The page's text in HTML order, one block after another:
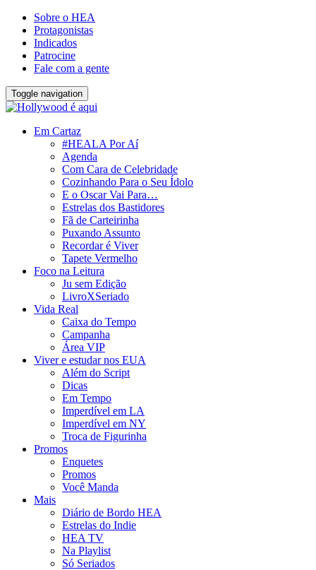
Sobre o HEA
Protagonistas
Indicados
Patrocine
Fale com a gente
Toggle navigation
Em Cartaz
#HEALA Por Aí
Agenda
Com Cara de Celebridade
Cozinhando Para o Seu Ídolo
E o Oscar Vai Para…
Estrelas dos Bastidores
Fã de Carteirinha
Puxando Assunto
Recordar é Viver
Tapete Vermelho
Foco na Leitura
Ju sem Edição
LivroXSeriado
Vida Real
Caixa do Tempo
Campanha
Área VIP
Viver e estudar nos EUA
Além do Script
Dicas
Em Tempo
Imperdível em LA
Imperdível em NY
Troca de Figurinha
Promos
Enquetes
Promos
Você Manda
Mais
Diário de Bordo HEA
Estrelas do Indie
HEA TV
Na Playlist
Só Seriados